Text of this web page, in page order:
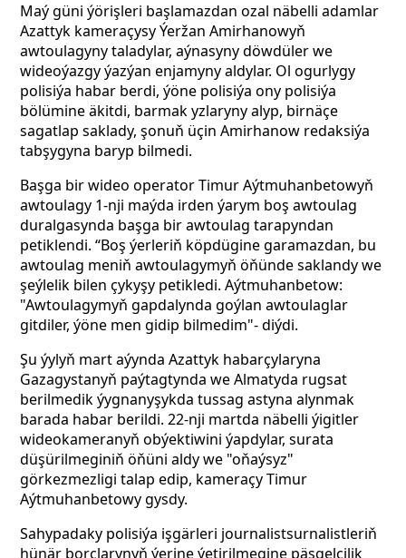
Maý güni ýörişleri başlamazdan ozal näbelli adamlar
Azattyk kameraçysy Ýeržan Amirhanowyň
awtoulagyny taladylar, aýnasyny döwdüler we
wideoýazgy ýazýan enjamyny aldylar. Ol ogurlygy
polisiýa habar berdi, ýöne polisiýa ony polisiýa
bölümine äkitdi, barmak yzlaryny alyp, birnäçe
sagatlap saklady, şonuň üçin Amirhanow redaksiýa
tabşygyna baryp bilmedi.
Başga bir wideo operator Timur Aýtmuhanbetowyň
awtoulagy 1-nji maýda irden ýarym boş awtoulag
duralgasynda başga bir awtoulag tarapyndan
petiklendi. “Boş ýerleriň köpdügine garamazdan, bu
awtoulag meniň awtoulagymyň öňünde saklandy we
şeýlelik bilen çykyşy petikledi. Aýtmuhanbetow:
"Awtoulagymyň gapdalynda goýlan awtoulaglar
gitdiler, ýöne men gidip bilmedim"- diýdi.
Şu ýylyň mart aýynda Azattyk habarçylaryna
Gazagystanyň paýtagtynda we Almatyda rugsat
berilmedik ýygnanyşykda tussag astyna alynmak
barada habar berildi. 22-nji martda näbelli ýigitler
wideokameranyň obýektiwini ýapdylar, surata
düşürilmeginiň öňüni aldy we "oňaýsyz"
görkezmezligi talap edip, kameraçy Timur
Aýtmuhanbetowy gysdy.
Sahypadaky polisiýa işgärleri journalistsurnalistleriň
hünär borçlarynyň ýerine ýetirilmegine päsgelçilik